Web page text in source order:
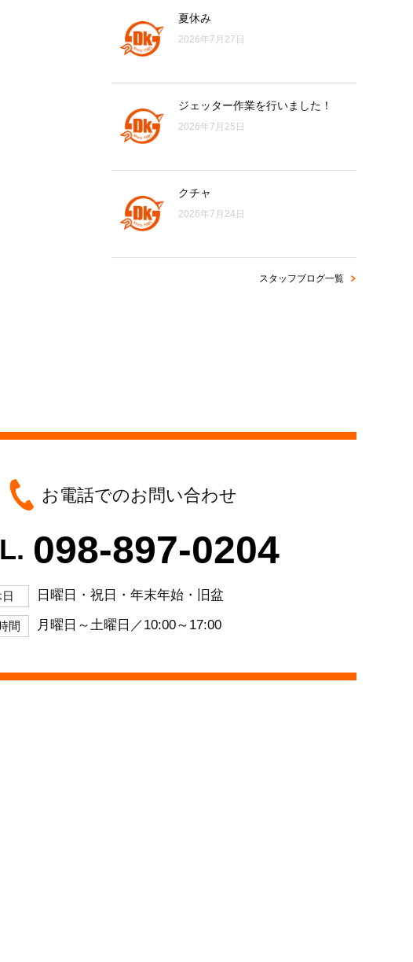
夏休み
2026年7月27日
ジェッター作業を行いました！
2026年7月25日
クチャ
2026年7月24日
スタッフブログ一覧
お電話でのお問い合わせ
098-897-0204
日曜日・祝日・年末年始・旧盆
間 月曜日～土曜日／10:00～17:00